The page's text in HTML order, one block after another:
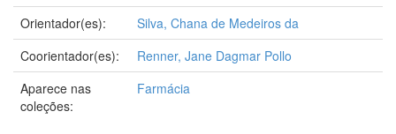
Orientador(es):
Silva, Chana de Medeiros da
Coorientador(es):
Renner, Jane Dagmar Pollo
Aparece nas
coleções:
Farmácia